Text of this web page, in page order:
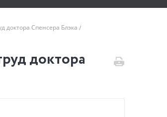
доктора Спенсера Блэка
доктора